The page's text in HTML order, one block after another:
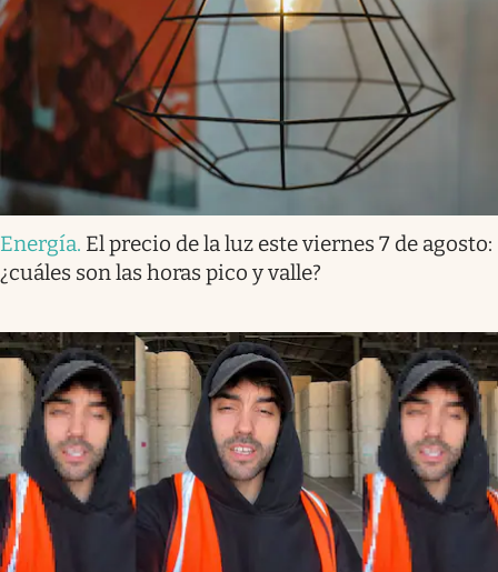
Energía. El precio de la luz este viernes 7 de agosto:
¿cuáles son las horas pico y valle?